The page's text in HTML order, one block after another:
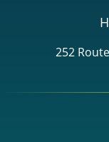
252